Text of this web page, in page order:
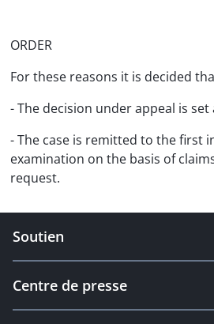
ORDER
For these reasons it is decided
- The decision under appeal is set
- The case is remitted to the first
examination on the basis of
request.
Soutien
Centre de presse